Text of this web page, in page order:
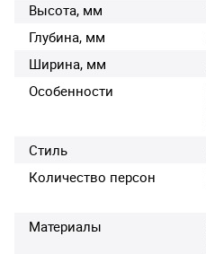
Высота, мм
Глубина, мм
Ширина, мм
Особенности
Стиль
Количество персон
Материалы